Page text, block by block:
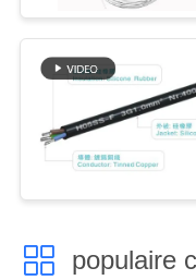
populaire